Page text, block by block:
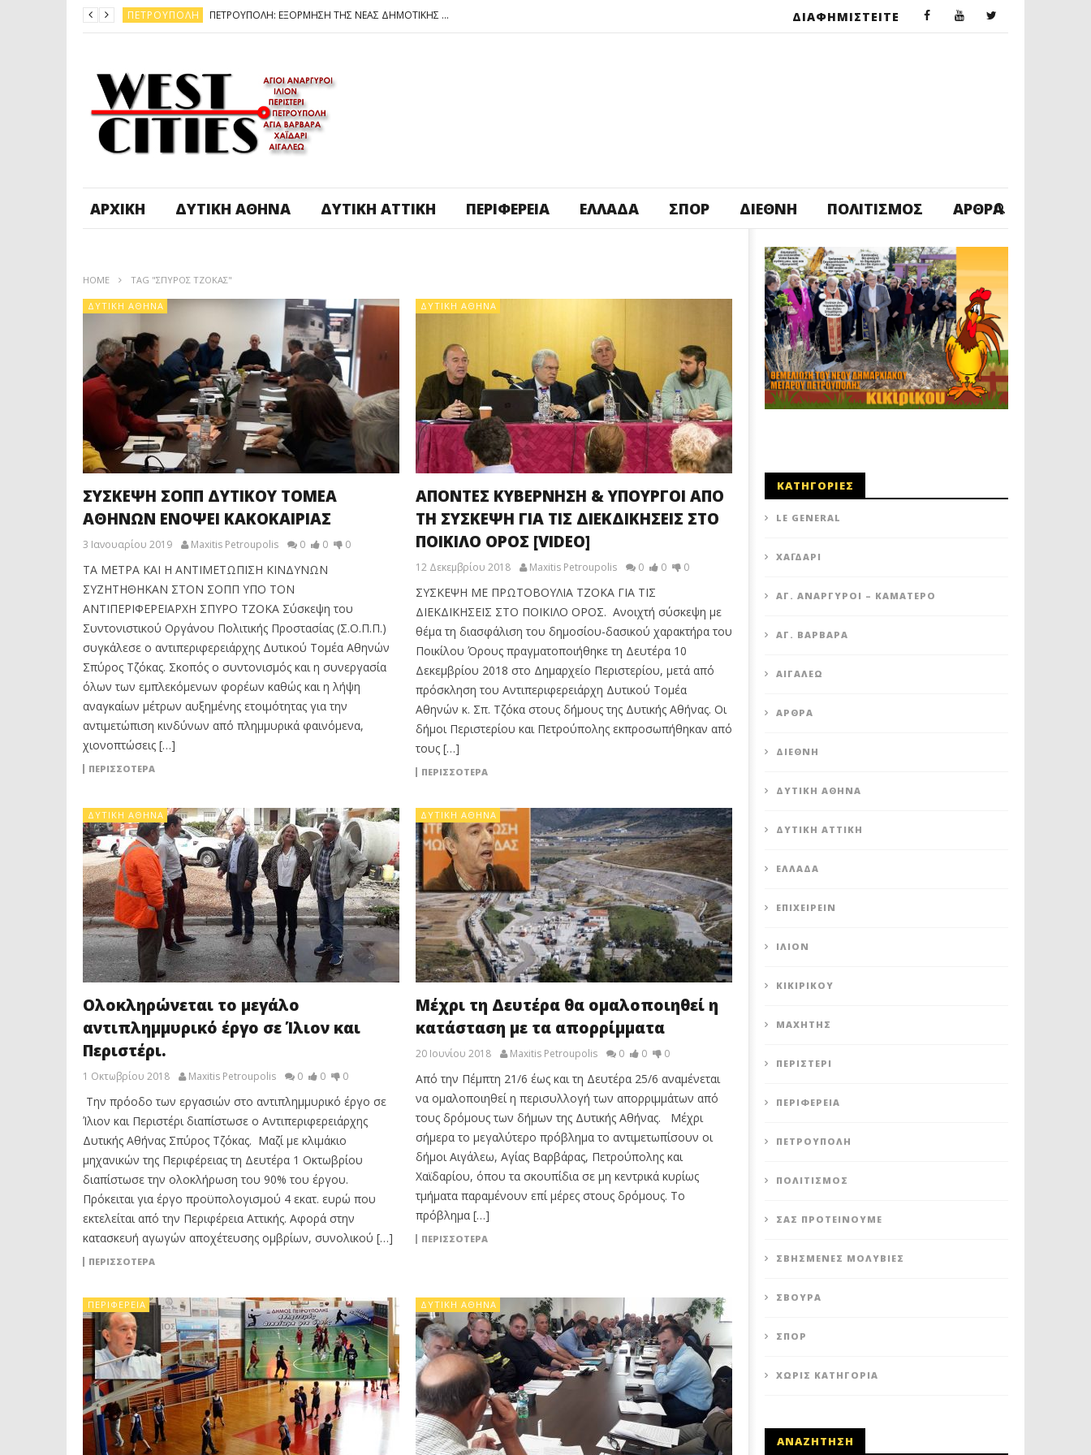
ΠΕΤΡΟΎΠΟΛΗ ΠΕΤΡΟΥΠΟΛΗ: ΕΞΟΡΜΗΣΗ ΤΗΣ ΝΕΑΣ ΔΗΜΟΤΙΚΗΣ ΑΡΧΗΣ ΣΤΑ ΣΧΟΛΕΙΑ
ΠΕΤΡΟΎΠΟΛΗ
ΠΕΤΡΟΎΠΟΛΗ
ΔΥΤΙΚΉ ΑΤΤΙΚΉ ΚΑΙΡΟΣ: ΕΡΧΟΝΤΑΙ ΧΙΟΝΙΑ
ΠΕΤΡΟΎΠΟΛΗ
ΔΙΑΦΗΜΙΣΤΕΙΤΕ
ΑΡΧΙΚΉ ΔΥΤΙΚΉ ΑΘΉΝΑ ΔΥΤΙΚΉ ΑΤΤΙΚΉ ΠΕΡΙΦΈΡΕΙΑ ΕΛΛΆΔΑ ΣΠΟΡ ΔΙΕΘΝΉ ΠΟΛΙΤΙΣΜΌΣ ΆΡΘΡΑ
HOME TAG "ΣΠΥΡΟΣ ΤΖΟΚΑΣ"
ΔΥΤΙΚΉ ΑΘΉΝΑ
ΣΥΣΚΕΨΗ ΣΟΠΠ ΔΥΤΙΚΟΥ ΤΟΜΕΑ
ΑΘΗΝΩΝ ΕΝΟΨΕΙ ΚΑΚΟΚΑΙΡΙΑΣ
3 Ιανουαρίου 2019 Maxitis Petroupolis 0 0 0
ΤΑ ΜΕΤΡΑ ΚΑΙ Η ΑΝΤΙΜΕΤΩΠΙΣΗ ΚΙΝΔΥΝΩΝ
ΣΥΖΗΤΗΘΗΚΑΝ ΣΤΟΝ ΣΟΠΠ ΥΠΟ ΤΟΝ
ΑΝΤΙΠΕΡΙΦΕΡΕΙΑΡΧΗ ΣΠΥΡΟ ΤΖΟΚΑ Σύσκεψη του
Συντονιστικού Οργάνου Πολιτικής Προστασίας (Σ.Ο.Π.Π.)
συγκάλεσε ο αντιπεριφερειάρχης Δυτικού Τομέα Αθηνών
Σπύρος Τζόκας. Σκοπός ο συντονισμός και η συνεργασία
όλων των εμπλεκόμενων φορέων καθώς και η λήψη
αναγκαίων μέτρων αυξημένης ετοιμότητας για την
αντιμετώπιση κινδύνων από πλημμυρικά φαινόμενα,
χιονοπτώσεις […]
ΠΕΡΙΣΣΟΤΕΡΑ
ΔΥΤΙΚΉ ΑΘΉΝΑ
ΑΠΟΝΤΕΣ ΚΥΒΕΡΝΗΣΗ & ΥΠΟΥΡΓΟΙ ΑΠΟ
ΤΗ ΣΥΣΚΕΨΗ ΓΙΑ ΤΙΣ ΔΙΕΚΔΙΚΗΣΕΙΣ ΣΤΟ
ΠΟΙΚΙΛΟ ΟΡΟΣ [VIDEO]
12 Δεκεμβρίου 2018 Maxitis Petroupolis 0 0 0
ΣΥΣΚΕΨΗ ΜΕ ΠΡΩΤΟΒΟΥΛΙΑ ΤΖΟΚΑ ΓΙΑ ΤΙΣ
ΔΙΕΚΔΙΚΗΣΕΙΣ ΣΤΟ ΠΟΙΚΙΛΟ ΟΡΟΣ. Ανοιχτή σύσκεψη με
θέμα τη διασφάλιση του δημοσίου-δασικού χαρακτήρα του
Ποικίλου Όρους πραγματοποιήθηκε τη Δευτέρα 10
Δεκεμβρίου 2018 στο Δημαρχείο Περιστερίου, μετά από
πρόσκληση του Αντιπεριφερειάρχη Δυτικού Τομέα
Αθηνών κ. Σπ. Τζόκα στους δήμους της Δυτικής Αθήνας. Οι
δήμοι Περιστερίου και Πετρούπολης εκπροσωπήθηκαν από
τους […]
ΠΕΡΙΣΣΟΤΕΡΑ
ΔΥΤΙΚΉ ΑΘΉΝΑ
Ολοκληρώνεται το μεγάλο
αντιπλημμυρικό έργο σε Ίλιον και
Περιστέρι.
1 Οκτωβρίου 2018 Maxitis Petroupolis 0 0 0
Την πρόοδο των εργασιών στο αντιπλημμυρικό έργο σε
Ίλιον και Περιστέρι διαπίστωσε ο Αντιπεριφερειάρχης
Δυτικής Αθήνας Σπύρος Τζόκας. Μαζί με κλιμάκιο
μηχανικών της Περιφέρειας τη Δευτέρα 1 Οκτωβρίου
διαπίστωσε την ολοκλήρωση του 90% του έργου.
Πρόκειται για έργο προϋπολογισμού 4 εκατ. ευρώ που
εκτελείται από την Περιφέρεια Αττικής. Αφορά στην
κατασκευή αγωγών αποχέτευσης ομβρίων, συνολικού […]
ΠΕΡΙΣΣΟΤΕΡΑ
ΔΥΤΙΚΉ ΑΘΉΝΑ
Μέχρι τη Δευτέρα θα ομαλοποιηθεί η
κατάσταση με τα απορρίμματα
20 Ιουνίου 2018 Maxitis Petroupolis 0 0 0
Aπό την Πέμπτη 21/6 έως και τη Δευτέρα 25/6 αναμένεται
να ομαλοποιηθεί η περισυλλογή των απορριμμάτων από
τους δρόμους των δήμων της Δυτικής Αθήνας. Μέχρι
σήμερα το μεγαλύτερο πρόβλημα το αντιμετωπίσουν οι
δήμοι Αιγάλεω, Αγίας Βαρβάρας, Πετρούπολης και
Χαϊδαρίου, όπου τα σκουπίδια σε μη κεντρικά κυρίως
τμήματα παραμένουν επί μέρες στους δρόμους. Το
πρόβλημα […]
ΠΕΡΙΣΣΟΤΕΡΑ
ΠΕΡΙΦΈΡΕΙΑ ΔΥΤΙΚΉ ΑΘΉΝΑ
ΚΑΤΗΓΟΡΙΕΣ
LE GENERAL
XΑΪΔΆΡΙ
ΆΓ. ΑΝΆΡΓΥΡΟΙ – KΑΜΑΤΕΡΌ
ΑΓ. ΒΑΡΒΆΡΑ
ΑΙΓΆΛΕΩ
ΆΡΘΡΑ
ΔΙΕΘΝΉ
ΔΥΤΙΚΉ ΑΘΉΝΑ
ΔΥΤΙΚΉ ΑΤΤΙΚΉ
ΕΛΛΆΔΑ
ΕΠΙΧΕΙΡΕΊΝ
ΊΛΙΟΝ
ΚΙΚΙΡΙΚΟΥ
ΜΑΧΗΤΗΣ
ΠΕΡΙΣΤΈΡΙ
ΠΕΡΙΦΈΡΕΙΑ
ΠΕΤΡΟΎΠΟΛΗ
ΠΟΛΙΤΙΣΜΌΣ
ΣΑΣ ΠΡΟΤΕΊΝΟΥΜΕ
ΣΒΗΣΜΈΝΕΣ ΜΟΛΥΒΙΈΣ
ΣΒΟΎΡΑ
ΣΠΟΡ
ΧΩΡΊΣ ΚΑΤΗΓΟΡΊΑ
ΑΝΑΖΗΤΗΣΗ